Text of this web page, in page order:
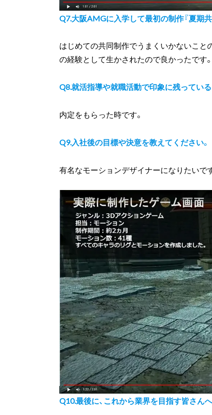
Q7.大阪AMGに入学して最初の制作『夏期
はじめての共同制作でうまくいかないこと
の経験として生かされたので良かったです。
Q8.就活指導や就職活動で印象に残ってい
内定をもらった時です。
Q9.入社後の目標や決意を教えてください。
有名なモーションデザイナーになりたいで
Q10.最後に、これから業界を目指す皆さん